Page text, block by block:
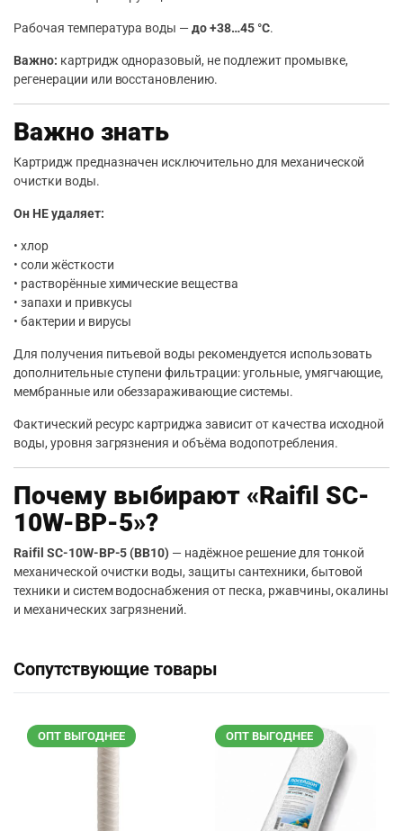
Рабочая температура воды —до +38…45 °C.
Важно: картридж одноразовый, не подлежит промывке,
регенерации или восстановлению.
Важно знать
Картридж предназначен исключительно для механической
очистки воды.
Он НЕ удаляет:
• хлор
• соли жёсткости
• растворённые химические вещества
• запахи и привкусы
• бактерии и вирусы
Для получения питьевой воды рекомендуется использовать
дополнительные ступени фильтрации: угольные, умягчающие,
мембранные или обеззараживающие системы.
Фактический ресурс картриджа зависит от качества исходной
воды, уровня загрязнения и объёма водопотребления.
Почему выбирают «Raifil SC-
10W-BP-5»?
Raifil SC-10W-BP-5 (BB10) — надёжное решение для тонкой
механической очистки воды, защиты сантехники, бытовой
техники и систем водоснабжения от песка, ржавчины, окалины
и механических загрязнений.
Сопутствующие товары
ОПТ ВЫГОДНЕЕ ОПТ ВЫГОДНЕЕ